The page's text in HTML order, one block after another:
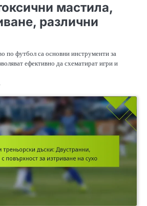
мастила,
различни
по футбол са основни инструменти за
ефективно да схематират игри и